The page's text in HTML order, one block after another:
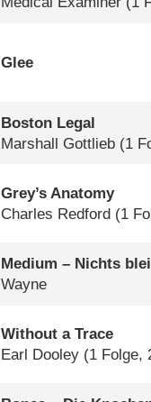
Glee
Boston Legal
Marshall Gottlieb (1
Grey’s Anatomy
Charles Redford (1
Medium – Nichts
Wayne
Without a Trace
Earl Dooley (1 Folge,